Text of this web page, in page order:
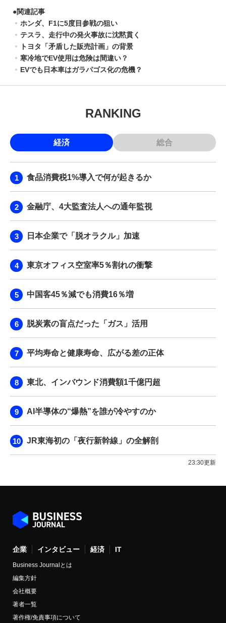
●関連記事
ホンダ、F1に5度目参戦の狙い
テスラ、走行中の発火事故に沈黙貫く
トヨタ「矛盾した販売計画」の背景
寒冷地でEV使用は危険は間違い？
EVでも日本車はガラパゴス化の危機？
RANKING
経済 総合
食品消費税1%導入で何が起きるか
金融庁、4大監査法人への通年監視
日本企業で「脱オラクル」加速
東京オフィス空室率5％割れの衝撃
中国客45％減でも消費16％増
脱炭素の盲点だった「ガス」活用
平均寿命と健康寿命、広がる差の正体
東北、インバウンド消費額1千億円超
AI半導体の“爆熱”を誰が冷やすのか
JR東海初の「夜行新幹線」の全解剖
23:30更新
企業 インタビュー 経済 IT
Business Journalとは
編集方針
会社概要
著者一覧
著作権/免責事項について